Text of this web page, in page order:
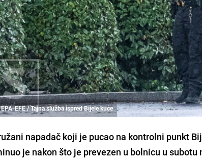
EFE / Tajna služba ispred Bijele kuće
napadač koji je pucao na kontrolni punkt
je nakon što je prevezen u bolnicu u